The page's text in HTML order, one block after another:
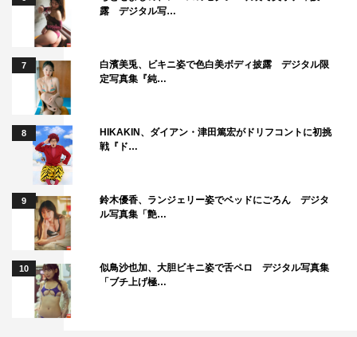
露 デジタル写…
7
白濱美兎、ビキニ姿で色白美ボディ披露 デジタル限
定写真集『純…
8
HIKAKIN、ダイアン・津田篤宏がドリフコントに初挑
戦『ド…
9
鈴木優香、ランジェリー姿でベッドにごろん デジタ
ル写真集「艶…
10
似鳥沙也加、大胆ビキニ姿で舌ペロ デジタル写真集
「ブチ上げ極…